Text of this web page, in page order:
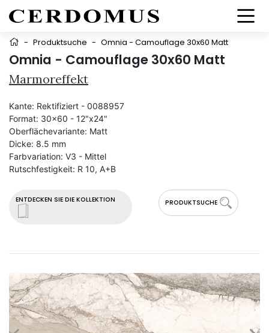
- Produktsuche - Omnia - Camouflage 30x60 Matt
Omnia - Camouflage 30x60 Matt
Marmoreffekt
ENTDECKEN SIE DIE KOLLEKTION PRODUKTSUCHE
Kante: Rektifiziert - 0088957
Format: 30x60 - 12"x24"
Oberflächevariante: Matt
Dicke: 8.5 mm
Farbvariation: V3 - Mittel
Rutschfestigkeit: R 10, A+B